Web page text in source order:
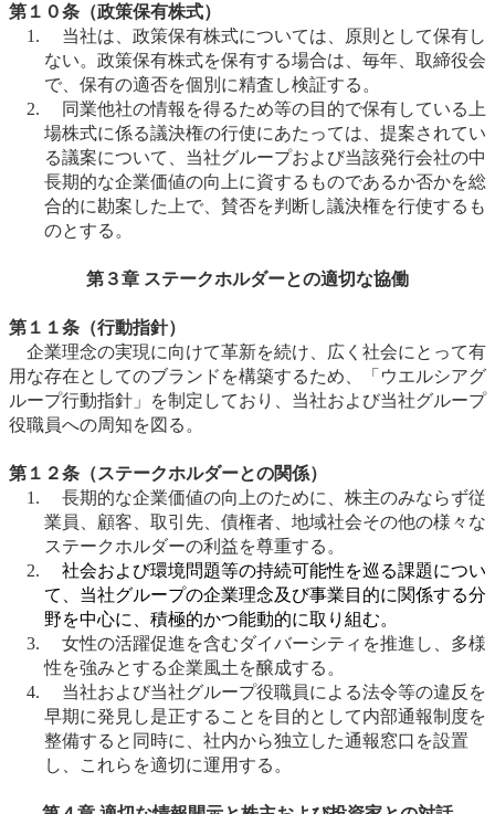
第１０条（政策保有株式）
当社は、政策保有株式については、原則として保有し
ない。 政策保有株式を保有する場合は、毎年、取締役会
で、保有の適否を個別に精査し検証する。
同業他社の情報を得るため等の目的で保有している上
場株式に係る議決権の行使にあたっては、提案されてい
る議案について、当社グループおよび当該発行会社の中
長期的な企業価値の向上に資するものであるか否かを総
合的に勘案した上で、賛否を判断し議決権を行使するも
のとする。
第３章 ステークホルダーとの適切な協働
第１１条（行動指針）
企業理念の実現に向けて革新を続け、広く社会にとって有
用な存在としてのブランドを構築するため、「ウエルシアグ
ループ行動指針」を制定しており、当社および当社グループ
役職員への周知を図る。
第１２条（ステークホルダーとの関係）
長期的な企業価値の向上のために、株主のみならず従
業員、顧客、取引先、債権者、地域社会その他の様々な
ステークホルダーの利益を尊重する。
社会および環境問題等の持続可能性を巡る課題につい
て、当社グループの企業理念及び事業目的に関係する分
野を中心に、積極的かつ能動的に取り組む。
女性の活躍促進を含むダイバーシティを推進し、多様
性を強みとする企業風土を醸成する。
当社および当社グループ役職員による法令等の違反を
早期に発見し是正することを目的として内部通報制度を
整備すると同時に、社内から独立した通報窓口を設置
し、これらを適切に運用する。